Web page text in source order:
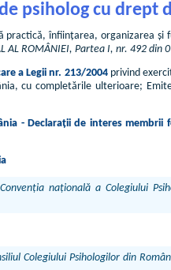
psiholog cu drept
înființarea, organizarea și
AL ROMÂNIEI, Partea I, nr. 492 din
a Legii nr. 213/2004privind
cu completările ulterioare;
- Declarații de interes
națională a Colegiului
Colegiului Psihologilor din